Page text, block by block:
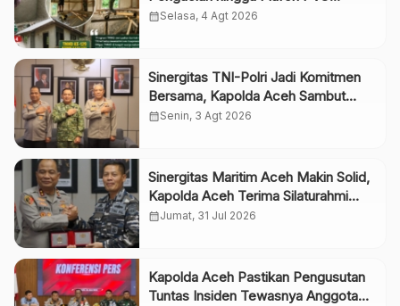
Dikebut, Rumah Siswanto Berubah
calendar_monthSelasa, 4 Agt 2026
Sinergitas TNI-Polri Jadi Komitmen
Bersama, Kapolda Aceh Sambut
Silaturahmi Kasdam Iskandar Muda di
calendar_monthSenin, 3 Agt 2026
Sinergitas Maritim Aceh Makin Solid,
Kapolda Aceh Terima Silaturahmi
Danlanal Sabang Bahas Pengamanan
calendar_monthJumat, 31 Jul 2026
Kapolda Aceh Pastikan Pengusutan
Tuntas Insiden Tewasnya Anggota